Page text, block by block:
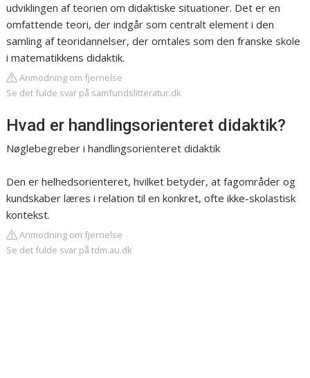
udviklingen af teorien om didaktiske situationer. Det er en
omfattende teori, der indgår som centralt element i den
samling af teoridannelser, der omtales som den franske skole
i matematikkens didaktik.
Anmodning om fjernelse
Se det fulde svar på samfundslitteratur.dk
Hvad er handlingsorienteret didaktik?
Nøglebegreber i handlingsorienteret didaktik
Den er helhedsorienteret, hvilket betyder, at fagområder og
kundskaber læres i relation til en konkret, ofte ikke-skolastisk
kontekst.
Anmodning om fjernelse
Se det fulde svar på tdm.au.dk